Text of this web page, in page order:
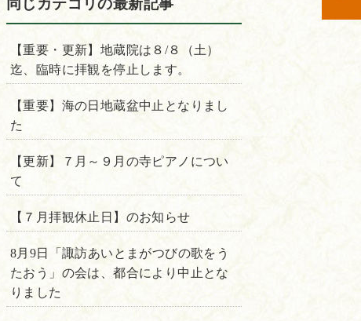
同じカテゴリの最新記事
【重要・更新】地蔵院は８/８（土）
迄、臨時に拝観を停止します。
【重要】海の日地蔵盆中止となりまし
た
【更新】７月～９月の寺ピアノについ
て
【７月拝観休止日】のお知らせ
8月9日「諏訪あいとまがつびの歌をう
たおう」の会は、都合により中止とな
りました